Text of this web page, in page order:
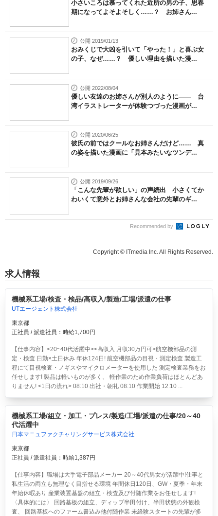
小さいころは慕ってくれた近所の男の子、思春
期になってよそよそしく……？ お姉さん...
公開 2019/01/13
おみくじで大凶を引いて「やった！」と喜ぶ女
の子、なぜ……？ 優しい理由を描いた漫...
公開 2022/08/04
優しい友達のお姉さんが別人のように―― 台
湾イラストレーターが体験つづった漫画が...
公開 2020/06/25
彼氏の前ではクールなお姉さんだけど…… 真
の姿を描いた漫画に「見本みたいなツンデ...
公開 2019/09/26
「こんな先輩が欲しい」の声続出 小さくてか
わいくて意外とお姉さんな会社の先輩のギ...
Recommended by
Copyright © ITmedia Inc. All Rights Reserved.
求人情報
機械系工場/検査・検品/高収入/製造/工場/派遣の仕事
UTエージェント株式会社
東京都
正社員 / 派遣社員：時給1,700円
【仕事内容】<20~40代活躍中><高収入 月収30万円可>航空機部品の測
定・検査 日勤×土日休み 年休124日!航空機部品の目視・測定検査 製造工
程にて目視検査・ノギスやマイクロメーターを使用した 測定検査業務をお
任せします! 製品は軽いものが多く、 軽作業のため作業負荷はほとんどあ
りません! <1日の流れ> 08:10 出社・朝礼 08:10 作業開始 12:10 ...
機械系工場/組立・加工・プレス/製造/工場/派遣の仕事/20～40
代活躍中
日本マニュファクチャリングサービス株式会社
東京都
正社員 / 派遣社員：時給1,387円
【仕事内容】職場は大手電子部品メーカー 20～40代男女が活躍中!仕事と
私生活の両立も無理なく目指せる環境 年間休日120日、GW・夏季・年末
年始休暇あり 産業装置基盤の組立・検査及び付随作業をお任せします!
〈具体的には〉 回路基板の組立、ディップ半田付け、半田状態の外観検
査、 回路基板へのファーム書込み他付随作業 未経験スタートの先輩が多